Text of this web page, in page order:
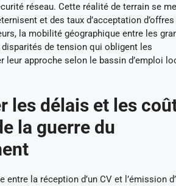
réseau. Cette réalité de terrain se
et des taux d’acceptation
la mobilité géographique entre les
de tension qui obligent les
leur approche selon le bassin d’emploi
les délais et les
la guerre du
entre la réception d’un CV et l’émission